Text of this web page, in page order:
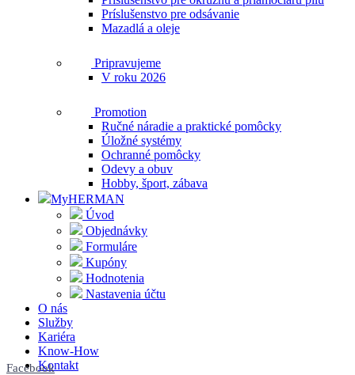
Príslušenstvo pre odsávanie
Mazadlá a oleje
Pripravujeme
V roku 2026
Promotion
Ručné náradie a praktické pomôcky
Úložné systémy
Ochranné pomôcky
Odevy a obuv
Hobby, šport, zábava
MyHERMAN
Úvod
Objednávky
Formuláre
Kupóny
Hodnotenia
Nastavenia účtu
O nás
Služby
Kariéra
Know-How
Kontakt
Facebook